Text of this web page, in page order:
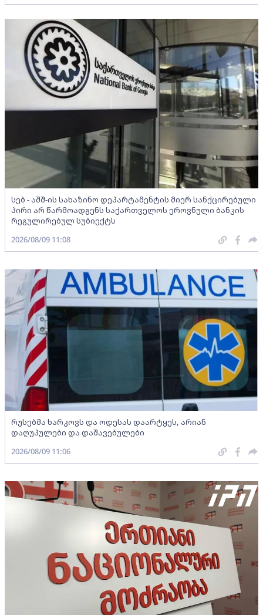
სებ - აშშ-ის სახაზინო დეპარტამენტის მიერ სანქცირებული
პირი არ წარმოადგენს საქართველოს ეროვნული ბანკის
რეგულირებულ სუბიექტს
2026/08/09 11:08
რუსებმა ხარკოვს და ოდესას დაარტყეს, არიან
დაღუპულები და დაშავებულები
2026/08/09 11:06